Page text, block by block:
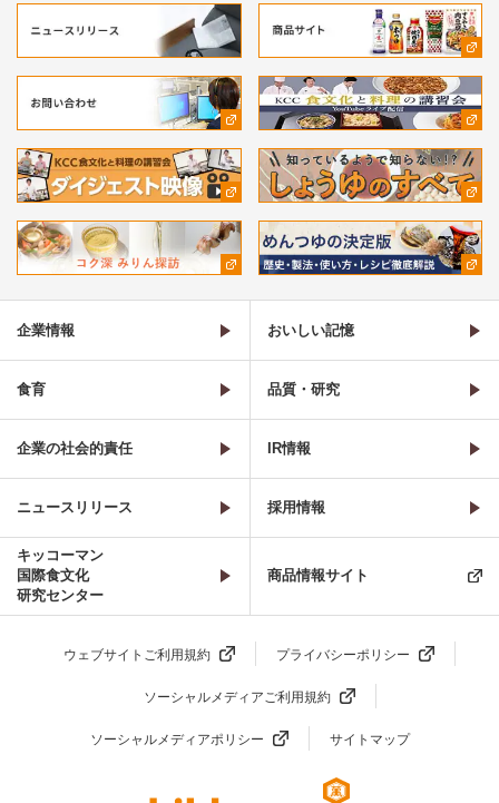
企業情報 おいしい記憶
食育 品質・研究
企業の社会的責任 IR情報
ニュースリリース 採用情報
キッコーマン
国際食文化
研究センター
商品情報サイト
ウェブサイトご利用規約 プライバシーポリシー
ソーシャルメディアご利用規約
ソーシャルメディアポリシー サイトマップ